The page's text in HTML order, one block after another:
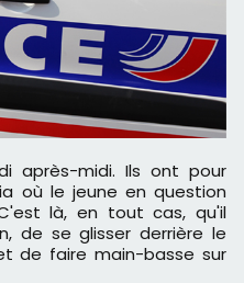
où le jeune en question
là, en tout cas, qu'il
de se glisser derrière le
de faire main-basse sur